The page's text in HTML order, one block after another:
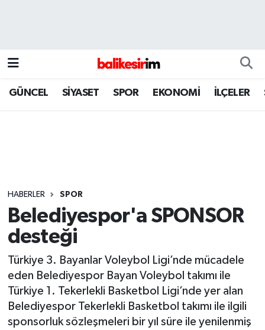
GÜNCEL SİYASET SPOR EKONOMİ İLÇELER
HABERLER SPOR
Belediyespor'a SPONSOR
desteği
Türkiye 3. Bayanlar Voleybol Ligi’nde mücadele
eden Belediyespor Bayan Voleybol takımı ile
Türkiye 1. Tekerlekli Basketbol Ligi’nde yer alan
Belediyespor Tekerlekli Basketbol takımı ile ilgili
sponsorluk sözleşmeleri bir yıl süre ile yenilenmiş